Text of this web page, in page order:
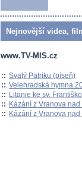
Nejnovější videa,
www.TV-MIS.cz
:: Svatý Patriku (píseň)
:: Velehradská hymna
:: Litanie ke sv.
:: Kázání z Vranova
:: Kázání z Vranova